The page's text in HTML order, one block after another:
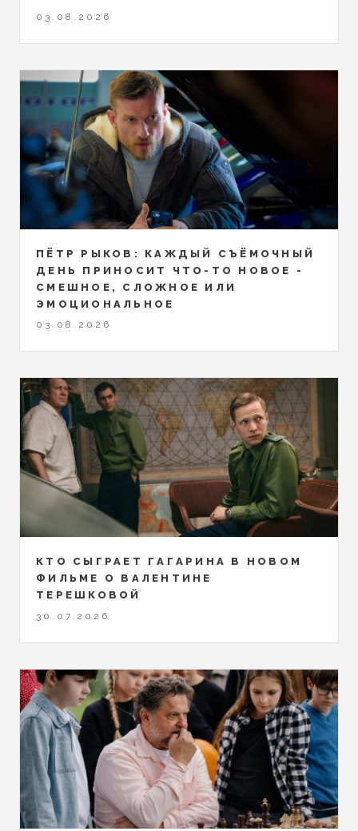
03.08.2026
ПЁТР РЫКОВ: КАЖДЫЙ СЪЁМОЧНЫЙ
ДЕНЬ ПРИНОСИТ ЧТО-ТО НОВОЕ -
СМЕШНОЕ, СЛОЖНОЕ ИЛИ
ЭМОЦИОНАЛЬНОЕ
03.08.2026
КТО СЫГРАЕТ ГАГАРИНА В НОВОМ
ФИЛЬМЕ О ВАЛЕНТИНЕ
ТЕРЕШКОВОЙ
30.07.2026